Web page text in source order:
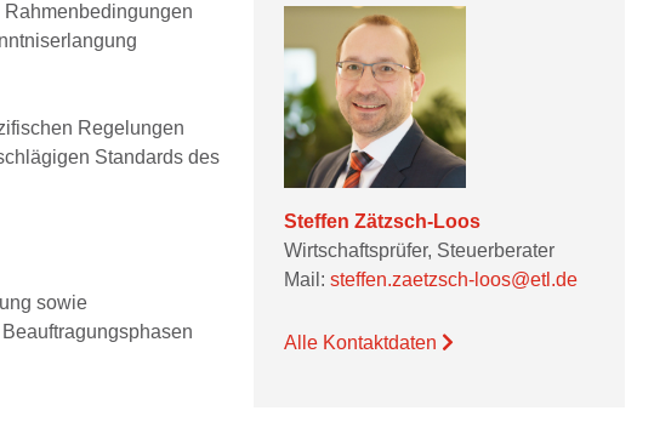
Regelungen
Standards des
sowie
Steffen Zätzsch-Loos
Wirtschaftsprüfer, Steuerberater
Mail: steffen.zaetzsch-loos@etl.de
Alle Kontaktdaten